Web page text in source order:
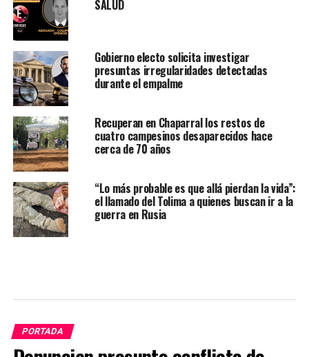
SALUD
Gobierno electo solicita investigar
presuntas irregularidades detectadas
durante el empalme
Recuperan en Chaparral los restos de
cuatro campesinos desaparecidos hace
cerca de 70 años
“Lo más probable es que allá pierdan la vida”:
el llamado del Tolima a quienes buscan ir a la
guerra en Rusia
PORTADA